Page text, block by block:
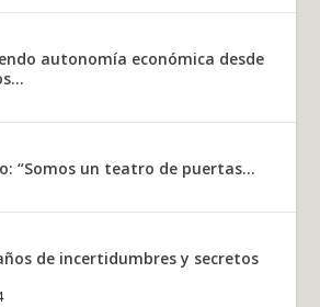
autonomía económica desde
“Somos un teatro de puertas...
de incertidumbres y secretos